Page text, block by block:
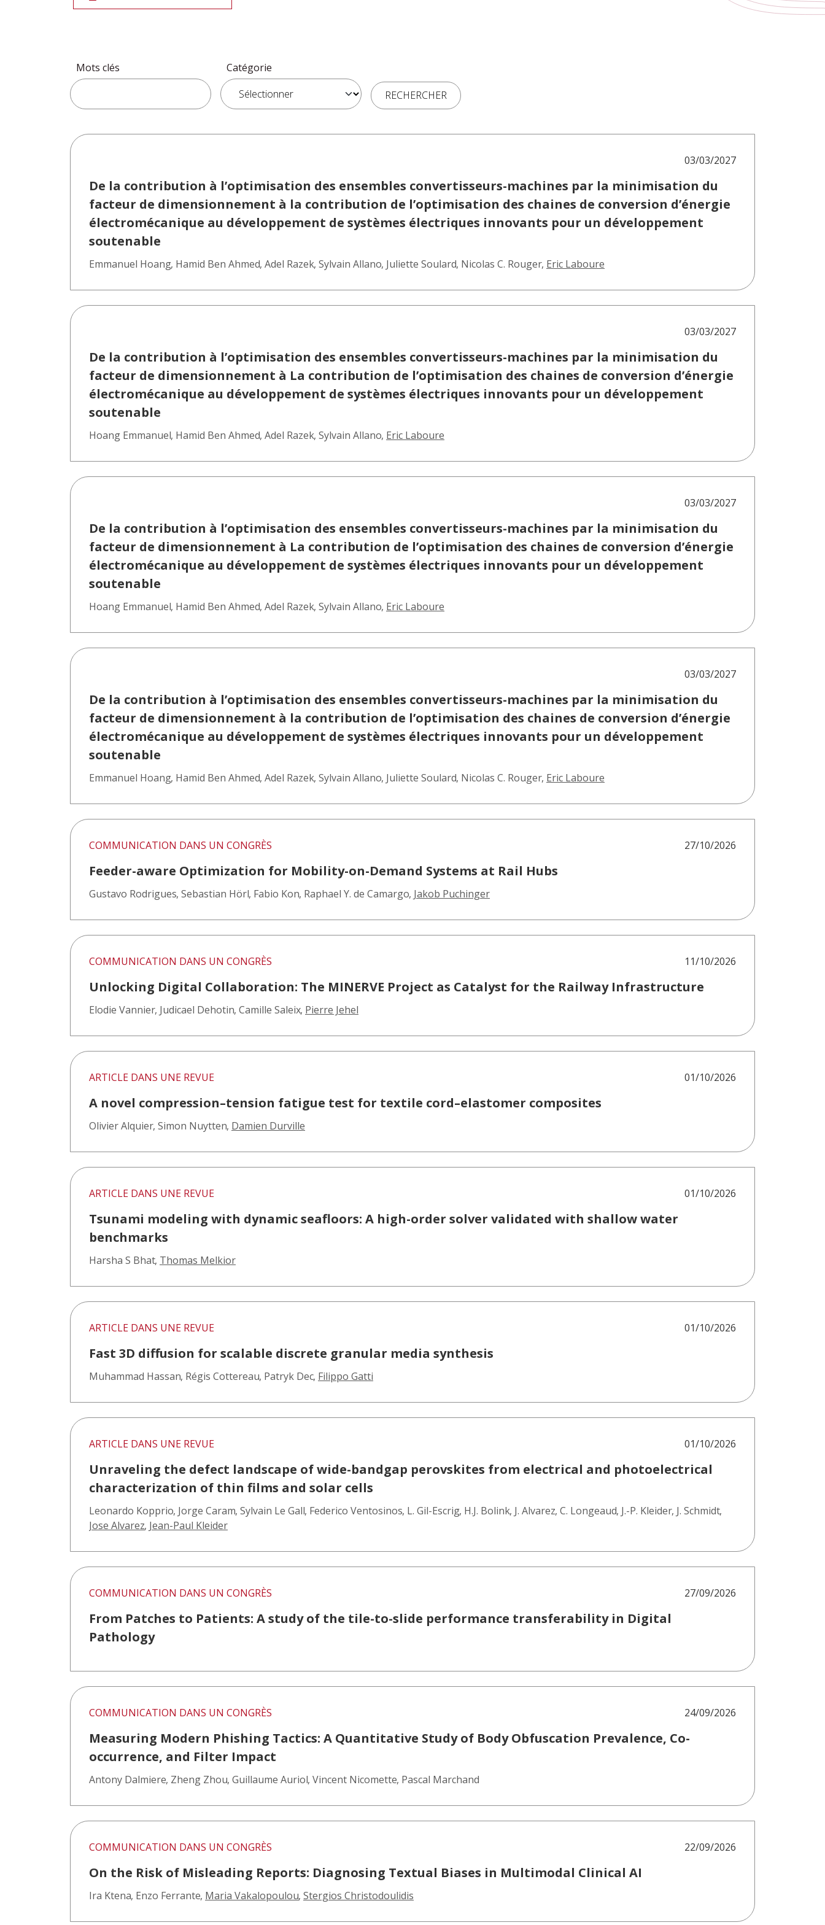
Mots clés Catégorie
03/03/2027
De la contribution à l’optimisation des ensembles convertisseurs-machines par la minimisation du
facteur de dimensionnement à la contribution de l’optimisation des chaines de conversion d’énergie
électromécanique au développement de systèmes électriques innovants pour un développement
soutenable
Emmanuel Hoang, Hamid Ben Ahmed, Adel Razek, Sylvain Allano, Juliette Soulard, Nicolas C. Rouger, Eric Laboure
03/03/2027
De la contribution à l’optimisation des ensembles convertisseurs-machines par la minimisation du
facteur de dimensionnement à La contribution de l’optimisation des chaines de conversion d’énergie
électromécanique au développement de systèmes électriques innovants pour un développement
soutenable
Hoang Emmanuel, Hamid Ben Ahmed, Adel Razek, Sylvain Allano, Eric Laboure
03/03/2027
De la contribution à l’optimisation des ensembles convertisseurs-machines par la minimisation du
facteur de dimensionnement à La contribution de l’optimisation des chaines de conversion d’énergie
électromécanique au développement de systèmes électriques innovants pour un développement
soutenable
Hoang Emmanuel, Hamid Ben Ahmed, Adel Razek, Sylvain Allano, Eric Laboure
03/03/2027
De la contribution à l’optimisation des ensembles convertisseurs-machines par la minimisation du
facteur de dimensionnement à la contribution de l’optimisation des chaines de conversion d’énergie
électromécanique au développement de systèmes électriques innovants pour un développement
soutenable
Emmanuel Hoang, Hamid Ben Ahmed, Adel Razek, Sylvain Allano, Juliette Soulard, Nicolas C. Rouger, Eric Laboure
COMMUNICATION DANS UN CONGRÈS 27/10/2026
Feeder-aware Optimization for Mobility-on-Demand Systems at Rail Hubs
Gustavo Rodrigues, Sebastian Hörl, Fabio Kon, Raphael Y. de Camargo, Jakob Puchinger
COMMUNICATION DANS UN CONGRÈS 11/10/2026
Unlocking Digital Collaboration: The MINERVE Project as Catalyst for the Railway Infrastructure
Elodie Vannier, Judicael Dehotin, Camille Saleix, Pierre Jehel
ARTICLE DANS UNE REVUE 01/10/2026
A novel compression–tension fatigue test for textile cord–elastomer composites
Olivier Alquier, Simon Nuytten, Damien Durville
ARTICLE DANS UNE REVUE 01/10/2026
Tsunami modeling with dynamic seafloors: A high-order solver validated with shallow water
benchmarks
Harsha S Bhat, Thomas Melkior
ARTICLE DANS UNE REVUE 01/10/2026
Fast 3D diffusion for scalable discrete granular media synthesis
Muhammad Hassan, Régis Cottereau, Patryk Dec, Filippo Gatti
ARTICLE DANS UNE REVUE 01/10/2026
Unraveling the defect landscape of wide-bandgap perovskites from electrical and photoelectrical
characterization of thin films and solar cells
Leonardo Kopprio, Jorge Caram, Sylvain Le Gall, Federico Ventosinos, L. Gil-Escrig, H.J. Bolink, J. Alvarez, C. Longeaud, J.-P. Kleider, J. Schmidt,
Jose Alvarez, Jean-Paul Kleider
COMMUNICATION DANS UN CONGRÈS 27/09/2026
From Patches to Patients: A study of the tile-to-slide performance transferability in Digital
Pathology
COMMUNICATION DANS UN CONGRÈS 24/09/2026
Measuring Modern Phishing Tactics: A Quantitative Study of Body Obfuscation Prevalence, Co-
occurrence, and Filter Impact
Antony Dalmiere, Zheng Zhou, Guillaume Auriol, Vincent Nicomette, Pascal Marchand
COMMUNICATION DANS UN CONGRÈS 22/09/2026
On the Risk of Misleading Reports: Diagnosing Textual Biases in Multimodal Clinical AI
Ira Ktena, Enzo Ferrante, Maria Vakalopoulou, Stergios Christodoulidis